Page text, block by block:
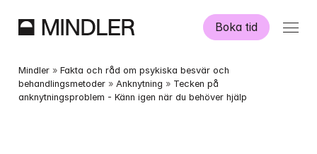
Boka tid
Våra psykologer
Mindler » Fakta och råd om psykiska besvär och
behandlingsmetoder » Anknytning » Tecken på
anknytningsproblem - Känn igen när du behöver hjälp